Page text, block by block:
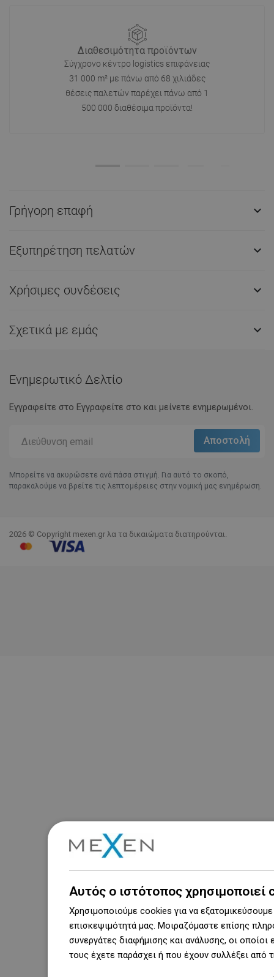
Διαθεσιμότητα προϊόντων
Σύγχρονο κέντρο logistics επιφάνειας
31 000 m² με πάνω από 68 χιλιάδες
θέσεις παλετών παρέχει πάνω από 1
500 000 διαθέσιμα προϊόντα!
Γρήγορη επαφή 
Εξυπηρέτηση πελατών 
Χρήσιμες συνδέσεις 
Σχετικά με εμάς 
Ενημερωτικό Δελτίο
Εγγραφείτε στο Eγγραφείτε στο και μείνετε ενημερωμένοι.
Μπορείτε να ακυρώσετε ανά πάσα στιγμή. Για αυτό το σκοπό,
παρακαλούμε να βρείτε τις λεπτομέρειες στην νομική μας ενημέρωση.
2026 © Copyright mexen.gr λα τα δικαιώματα διατηρούνται.
Αυτός ο ιστότοπος χρησιμοποιεί
Χρησιμοποιούμε cookies για να
επισκεψιμότητά μας. Μοιραζόμαστε επίσης
συνεργάτες διαφήμισης και ανάλυσης, οι
τους έχετε παράσχει ή που έχουν συλλέξει